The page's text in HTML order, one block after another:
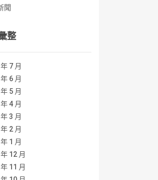
聞
整
7 月
6 月
5 月
4 月
3 月
2 月
1 月
12 月
11 月